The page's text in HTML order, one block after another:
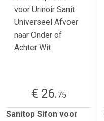
€ 26.75
Sanitop Sifon voor